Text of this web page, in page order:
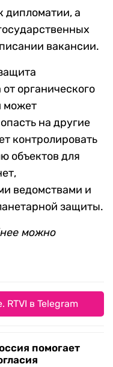
дипломатии, а
вакансии.
органического
может
на другие
контролировать
объектов для
ведомствами и
защиты.
можно
в Telegram
помогает